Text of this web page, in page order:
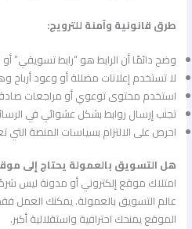
طرق قانونية وآمنة للترويج:
وضح دائمًا أن الرابط هو “رابط تسويقي” أو
لا تستخدم إعلانات مضللة أو وعود أرباح
استخدم محتوى توعوي أو مراجعات صادقة
تجنب إرسال روابط بشكل عشوائي في
احرص على الالتزام بسياسات المنصة التي
هل التسويق بالعمولة يحتاج إلى
امتلاك موقع إلكتروني أو مدونة ليس
عالم التسويق بالعمولة. يمكنك العمل
الموقع يمنحك احترافية واستقلالية أكبر.